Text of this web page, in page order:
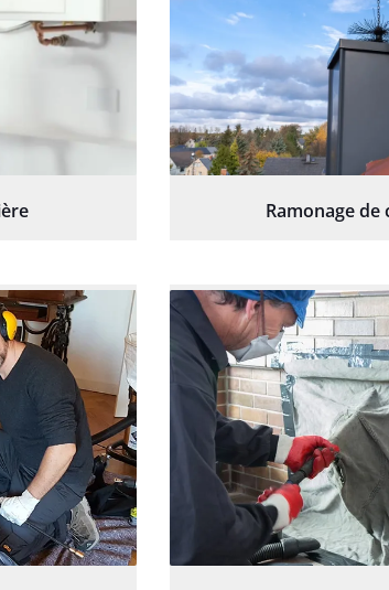
Ramonage de